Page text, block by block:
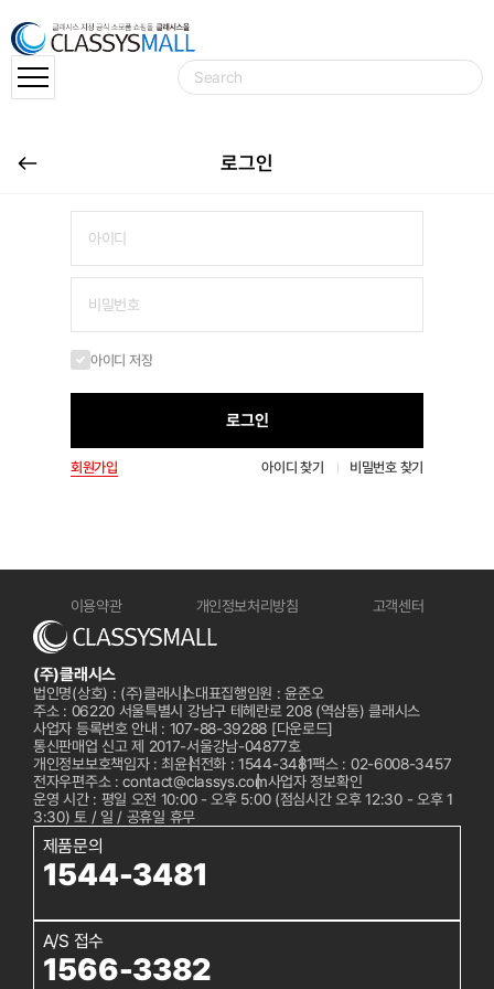
로그인
아이디 저장
로그인
회원가입 아이디 찾기 비밀번호 찾기
이용약관 개인정보처리방침 고객센터
(주)클래시스
법인명(상호) : (주)클래시스대표집행임원 : 윤준오
주소 : 06220 서울특별시 강남구 테헤란로 208 (역삼동) 클래시스
사업자 등록번호 안내 : 107-88-39288 [다운로드]
통신판매업 신고 제 2017-서울강남-04877호
개인정보보호책임자 : 최윤석전화 : 1544-3481팩스 : 02-6008-3457
전자우편주소 : contact@classys.com사업자 정보확인
운영 시간 : 평일 오전 10:00 - 오후 5:00 (점심시간 오후 12:30 - 오후 1
3:30) 토 / 일 / 공휴일 휴무
제품문의
1544-3481
A/S 접수
1566-3382